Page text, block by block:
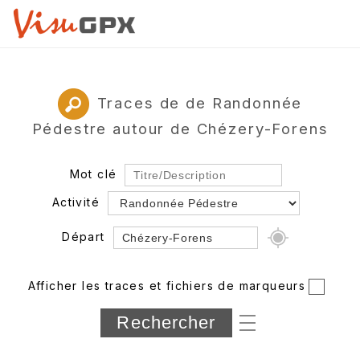
Traces de de Randonnée
Pédestre autour de Chézery-Forens
Mot clé
Activité
Départ
Département
Longueur min/max
Afficher les traces et fichiers de marqueurs